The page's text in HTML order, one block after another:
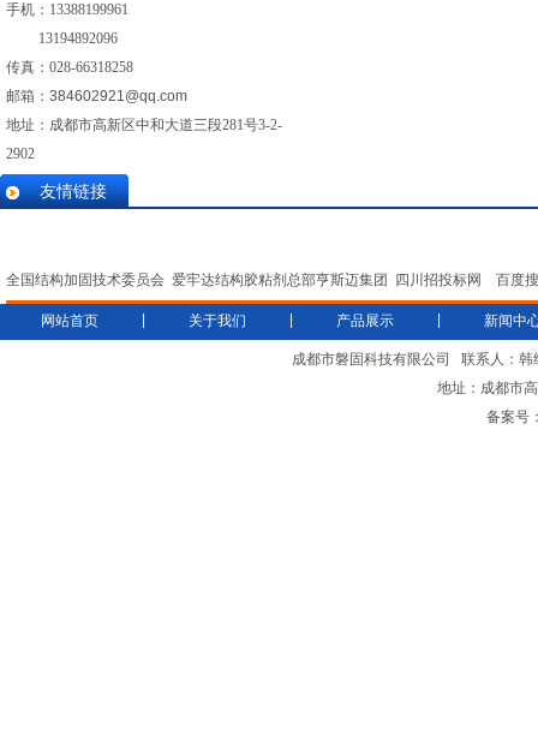
手机： 13388199961
13194892096
传真：028-66318258
邮箱： 384602921@qq.com
地址：成都市高新区中和大道三段281号3-2-
2902
友情链接
全国结构加固技术委员会 爱牢达结构胶粘剂总部亨斯迈集团 四川招投标网 百度
网站首页 关于我们 产品展示 新闻中
成都市磐固科技有限公司 联系人：
地址：成都市
备案号